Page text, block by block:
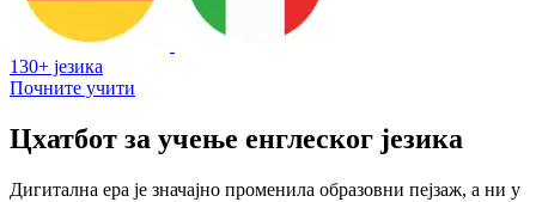
130+ језика
Почните учити
Цхатбот за учење енглеског језика
Дигитална ера је значајно променила образовни пејзаж, а ни у